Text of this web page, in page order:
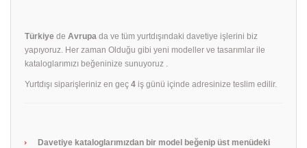
Türkiye de Avrupa da ve tüm yurtdışındaki davetiye işlerini biz
yapıyoruz. Her zaman Olduğu gibi yeni modeller ve tasarımlar ile
kataloglarımızı beğeninize sunuyoruz .
Yurtdışı siparişleriniz en geç 4 iş günü içinde adresinize teslim edilir.
Davetiye kataloglarımızdan bir model beğenip üst menüdeki